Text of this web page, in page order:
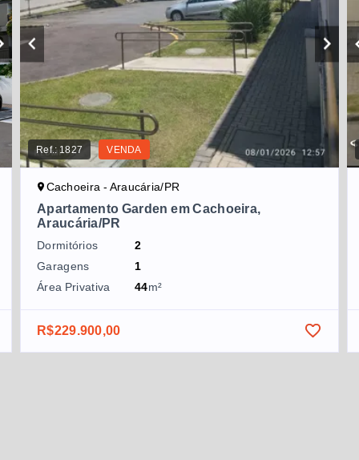
Ref.: 1827 VENDA
Cachoeira - Araucária/PR
Apartamento Garden em Cachoeira,
Araucária/PR
Dormitórios
2
Garagens
1
Área Privativa
44m²
R$229.900,00